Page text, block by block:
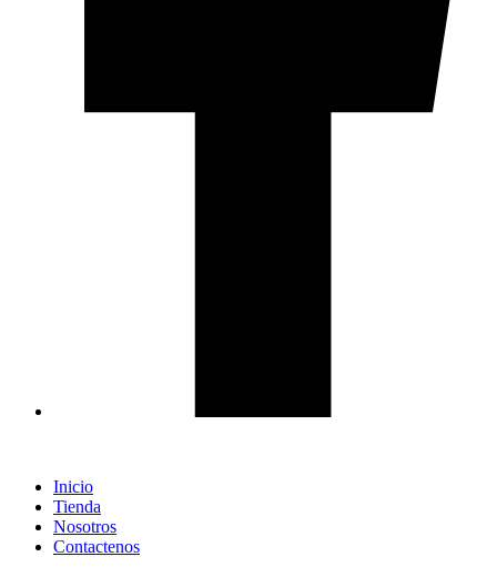
Inicio
Tienda
Nosotros
Contactenos